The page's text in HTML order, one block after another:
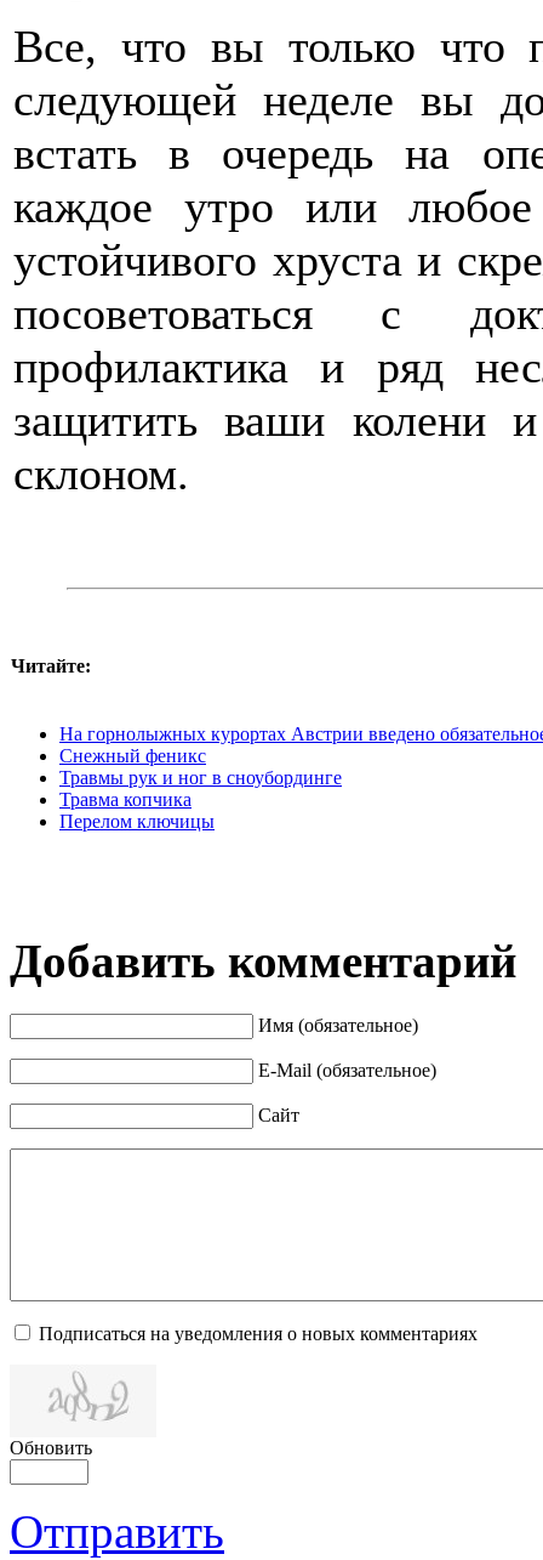
Все, что вы только что
следующей неделе вы
встать в очередь на
каждое утро или
устойчивого хруста и
посоветоваться с
профилактика и ряд
защитить ваши колени
склоном.
Читайте:
На горнолыжных курортах Австрии введено
Снежный феникс
Травмы рук и ног в сноубординге
Травма копчика
Перелом ключицы
Добавить комментарий
Имя (обязательное)
E-Mail (обязательное)
Сайт
Подписаться на уведомления о новых комментариях
Обновить
Отправить